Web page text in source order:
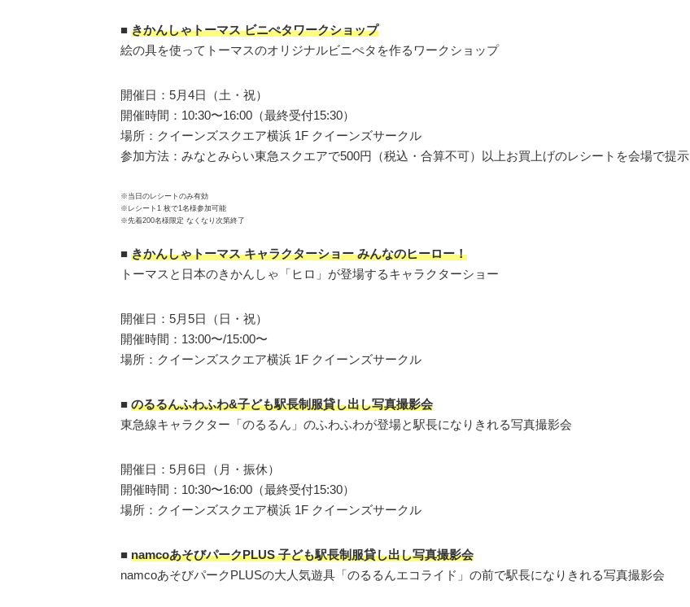
■ きかんしゃトーマス ビニぺタワークショップ
絵の具を使ってトーマスのオリジナルビニぺタを作るワークショップ
開催日：5月4日（土・祝）
開催時間：10:30〜16:00（最終受付15:30）
場所：クイーンズスクエア横浜 1F クイーンズサークル
参加方法：みなとみらい東急スクエアで500円（税込・合算不可）以上お買上げのレシートを会場で提示
※当日のレシートのみ有効
※レシート1 枚で1名様参加可能
※先着200名様限定 なくなり次第終了
■ きかんしゃトーマス キャラクターショー みんなのヒーロー！
トーマスと日本のきかんしゃ「ヒロ」が登場するキャラクターショー
開催日：5月5日（日・祝）
開催時間：13:00〜/15:00〜
場所：クイーンズスクエア横浜 1F クイーンズサークル
■ のるるんふわふわ&子ども駅長制服貸し出し写真撮影会
東急線キャラクター「のるるん」のふわふわが登場と駅長になりきれる写真撮影会
開催日：5月6日（月・振休）
開催時間：10:30〜16:00（最終受付15:30）
場所：クイーンズスクエア横浜 1F クイーンズサークル
■ namcoあそびパークPLUS 子ども駅長制服貸し出し写真撮影会
namcoあそびパークPLUSの大人気遊具「のるるんエコライド」の前で駅長になりきれる写真撮影会